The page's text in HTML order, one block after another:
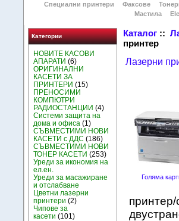
Специални принтери
Факсове
Мастила
Категории
НОВИТЕ КАСОВИ
АПАРАТИ (6)
ОРИГИНАЛНИ
КАСЕТИ ЗА
ПРИНТЕРИ (15)
ПРЕНОСИМИ
КОМПЮТРИ
РАДИОСТАНЦИИ (4)
Системи защита на
дома и офиса (1)
СЪВМЕСТИМИ НОВИ
КАСЕТИ с ДДС (186)
СЪВМЕСТИМИ НОВИ
ТОНЕР КАСЕТИ (253)
Уреди за икономия на
ел.ен.
Уреди за масажиране
и отслабване
Цветни лазерни
принтери (2)
Чипове за
касети (101)
Каталог ::
принтер
Лазерни
Голяма